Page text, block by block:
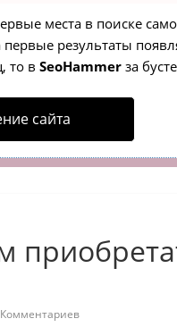
места в поиске
результаты
то в SeoHammerза
сайта